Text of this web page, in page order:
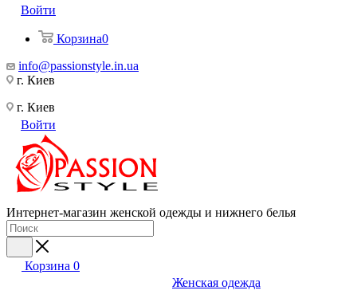
Войти
Корзина0
info@passionstyle.in.ua
г. Киев
г. Киев
Войти
Интернет-магазин женской одежды и нижнего белья
Корзина 0
Женская одежда